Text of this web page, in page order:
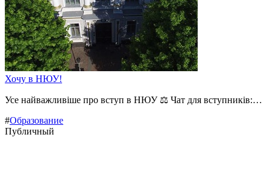
Хочу в НЮУ!
Усе найважливіше про вступ в НЮУ ⚖️ Чат для вступників:…
#Образование
Публичный